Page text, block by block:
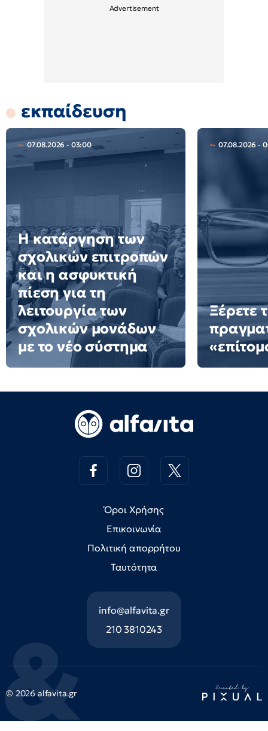
εκπαίδευση
07.08.2026 - 03:00
Η κατάργηση των
σχολικών επιτροπών
και η ασφυκτική
πίεση για τη
λειτουργία των
σχολικών μονάδων
με το νέο σύστημα
07.08.2026 -
Ξέρετε
Όροι Χρήσης
Επικοινωνία
Πολιτική απορρήτου
Ταυτότητα
info@alfavita.gr
210 3810243
© 2026 alfavita.gr